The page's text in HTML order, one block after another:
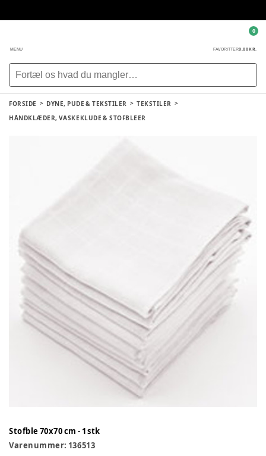
MENU FAVORITTER0,00 KR.
0
FORSIDE DYNE, PUDE & TEKSTILER
TEKSTILER
HÅNDKLÆDER, VASKEKLUDE & STOFBLEER
Stofble 70x70 cm - 1 stk
Varenummer: 136513